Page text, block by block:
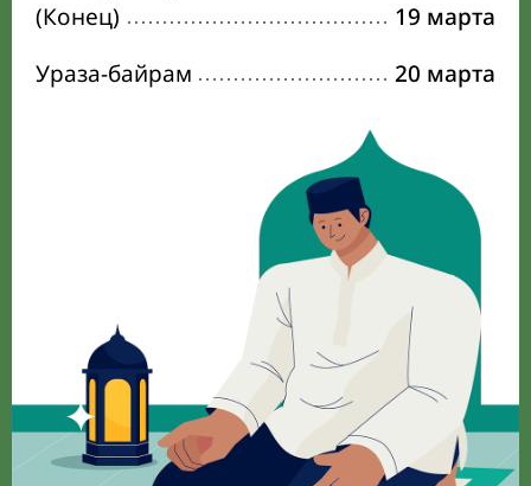
(Конец)
19 марта
Ураза-байрам
20 марта